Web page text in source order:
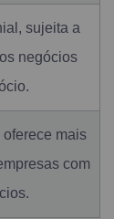
sujeita a
negócios
oferece mais
com